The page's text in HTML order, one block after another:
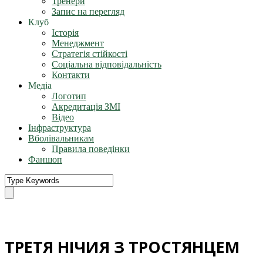
Запис на перегляд
Клуб
Історія
Менеджмент
Стратегія стійкості
Соціальна відповідальність
Контакти
Медіа
Логотип
Акредитація ЗМІ
Відео
Інфраструктура
Вболівальникам
Правила поведінки
Фаншоп
ТРЕТЯ НІЧИЯ З ТРОСТЯНЦЕМ